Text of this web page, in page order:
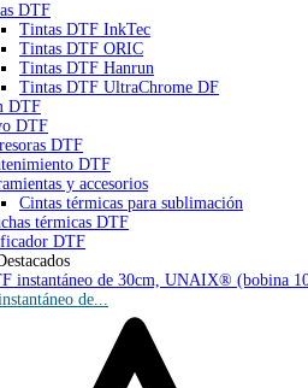
DTF
Tintas DTF InkTec
Tintas DTF ORIC
Tintas DTF Hanrun
Tintas DTF UltraChrome DF
DTF
DTF
DTF
DTF
y accesorios
Cintas térmicas para sublimación
térmicas DTF
DTF
de...